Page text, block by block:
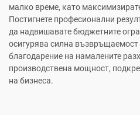
малко време, като
Постигнете професионални
да надвишавате бюджетните
осигурява силна възвръщаемост
благодарение на намалените
производствена мощност,
на бизнеса.